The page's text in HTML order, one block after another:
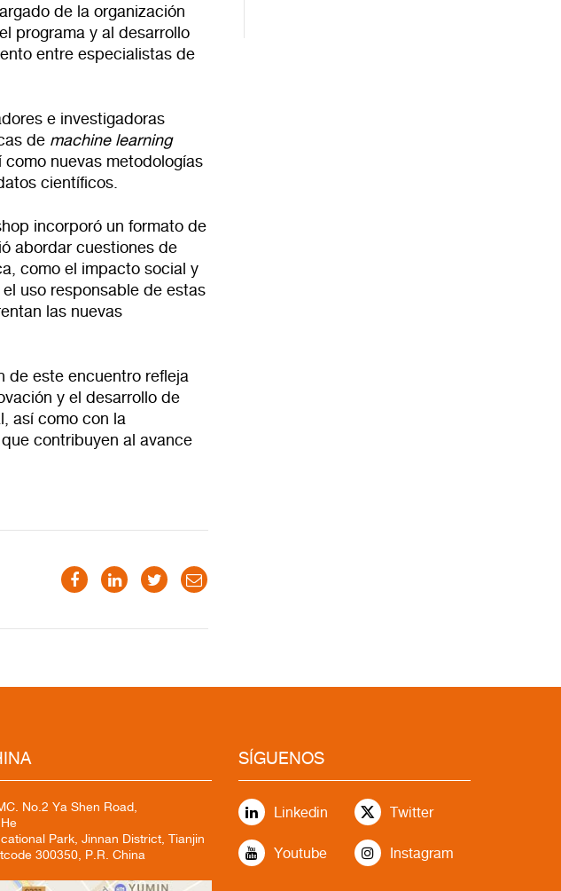
de la organización
programa y al desarrollo
entre especialistas de
e investigadoras
de machine learning
nuevas metodologías
científicos.
incorporó un formato de
abordar cuestiones de
como el impacto social y
uso responsable de estas
las nuevas
de este encuentro refleja
y el desarrollo de
así como con la
contribuyen al avance
No.2 Ya Shen Road,
Park, Jinnan District, Tianjin
300350, P.R. China
SÍGUENOS
Linkedin Twitter
Youtube Instagram